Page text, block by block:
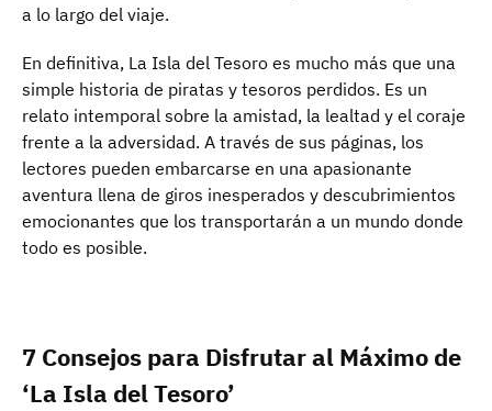
a lo largo del viaje.
En definitiva, La Isla del Tesoro es mucho más que una
simple historia de piratas y tesoros perdidos. Es un
relato intemporal sobre la amistad, la lealtad y el coraje
frente a la adversidad. A través de sus páginas, los
lectores pueden embarcarse en una apasionante
aventura llena de giros inesperados y descubrimientos
emocionantes que los transportarán a un mundo donde
todo es posible.
7 Consejos para Disfrutar al Máximo de
‘La Isla del Tesoro’